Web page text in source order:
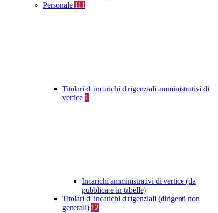
Personale 111
Titolari di incarichi dirigenziali amministrativi di
vertice 1
Incarichi amministrativi di vertice (da
pubblicare in tabelle)
Titolari di incarichi dirigenziali (dirigenti non
generali) 12